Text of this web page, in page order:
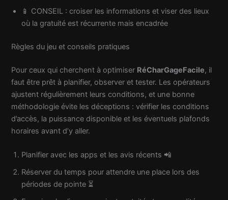
📱 CONSEIL : croiser les informations et viser des lieux
où la gratuité est récurrente mais encadrée
Règles du jeu et conseils pratiques
Pour ceux qui cherchent à optimiser RéCharGageFacile, il
faut être prêt à planifier, observer et tester. Les opérateurs
ajustent régulièrement leurs conditions, et une bonne
méthodologie évite les déceptions : vérifier les conditions
d’accès, la puissance disponible et les éventuels plafonds
horaires avant d’y aller.
Planifier avec les apps et les avis récents 📲
Réserver du temps pour attendre une place lors des
périodes de pointe ⏳